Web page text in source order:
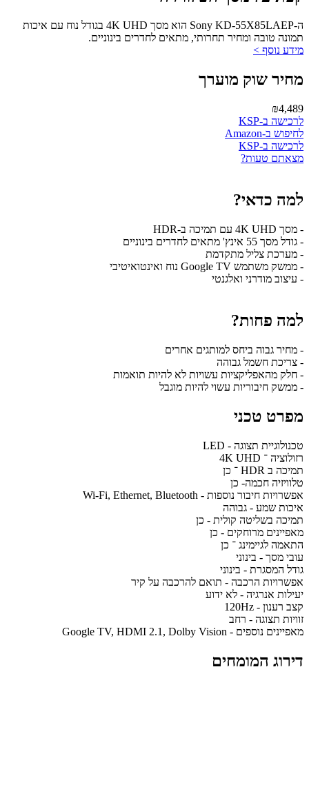
ה-Sony KD-55X85LAEP הוא מסך 4K UHD בגודל נוח עם איכות
תמונה טובה ומחיר תחרותי, מתאים לחדרים בינוניים.
מידע נוסף >
מחיר שוק מוערך
₪4,489
לרכישה ב-KSP
לחיפוש ב-Amazon
לרכישה ב-KSP
מצאתם טעות?
למה כדאי?
- מסך 4K UHD עם תמיכה ב-HDR
- גודל מסך 55 אינץ' מתאים לחדרים בינוניים
- מערכת צליל מתקדמת
- ממשק משתמש Google TV נוח ואינטואיטיבי
- עיצוב מודרני ואלגנטי
למה פחות?
- מחיר גבוה ביחס למותגים אחרים
- צריכת חשמל גבוהה
- חלק מהאפליקציות עשויות לא להיות תואמות
- ממשק חיבוריות עשוי להיות מוגבל
מפרט טכני
טכנולוגיית תצוגה - LED
רזולוציה ־ 4K UHD
תמיכה ב HDR ־ כן
טלוויזיה חכמה- כן
אפשרויות חיבור נוספות - Wi-Fi, Ethernet, Bluetooth
איכות שמע - גבוהה
תמיכה בשליטה קולית - כן
מאפיינים מרוחקים - כן
התאמה לגיימינג ־ כן
עובי מסך - בינוני
גודל המסגרת - בינוני
אפשרויות הרכבה - תואם להרכבה על קיר
יעילות אנרגיה - לא ידוע
קצב רענון - 120Hz
זוויות תצוגה - רחב
מאפיינים נוספים - Google TV, HDMI 2.1, Dolby Vision
דירוג המומחים